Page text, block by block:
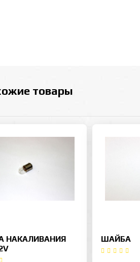
товары
НАКАЛИВАНИЯ
ШАЙБА